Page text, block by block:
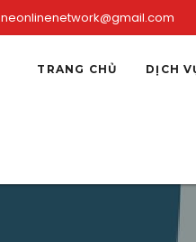
TRANG CHỦ DỊCH